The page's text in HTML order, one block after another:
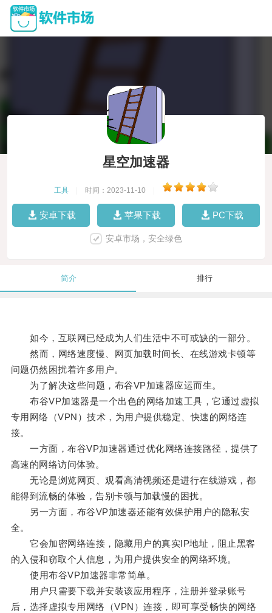
星空加速器
工具 时间：2023-11-10
安卓下载 苹果下载 PC下载
安卓市场，安全绿色
简介 排行
如今，互联网已经成为人们生活中不可或缺的一部分。
然而，网络速度慢、网页加载时间长、在线游戏卡顿等
问题仍然困扰着许多用户。
为了解决这些问题，布谷VP加速器应运而生。
布谷VP加速器是一个出色的网络加速工具，它通过虚拟
专用网络（VPN）技术，为用户提供稳定、快速的网络连
接。
一方面，布谷VP加速器通过优化网络连接路径，提供了
高速的网络访问体验。
无论是浏览网页、观看高清视频还是进行在线游戏，都
能得到流畅的体验，告别卡顿与加载慢的困扰。
另一方面，布谷VP加速器还能有效保护用户的隐私安
全。
它会加密网络连接，隐藏用户的真实IP地址，阻止黑客
的入侵和窃取个人信息，为用户提供安全的网络环境。
使用布谷VP加速器非常简单。
用户只需要下载并安装该应用程序，注册并登录账号
后，选择虚拟专用网络（VPN）连接，即可享受畅快的网络